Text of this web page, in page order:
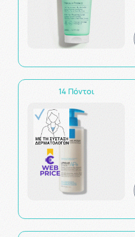
14 Πόντοι